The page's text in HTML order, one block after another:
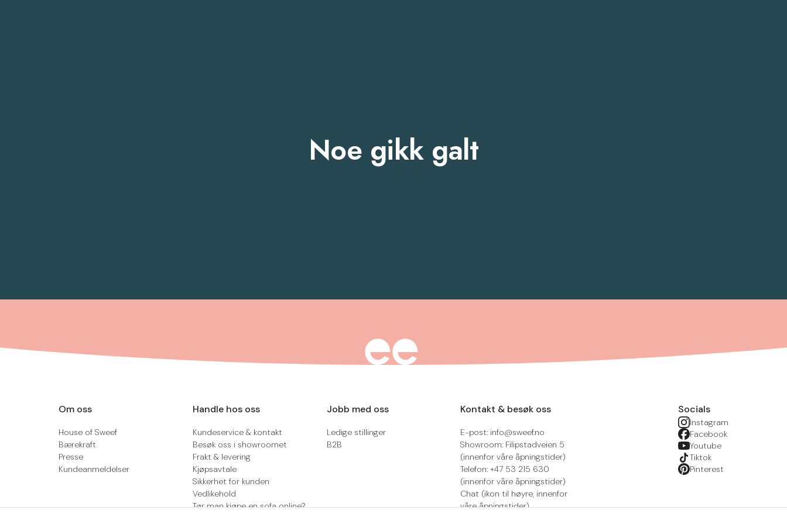
Noe gikk galt
Om oss
House of Sweef
Bærekraft
Presse
Kundeanmeldelser
Handle hos oss
Kundeservice & kontakt
Besøk oss i showroomet
Frakt & levering
Kjøpsavtale
Sikkerhet for kunden
Vedlikehold
Tør man kjøpe en sofa online?
Jobb med oss
Ledige stillinger
B2B
Kontakt & besøk oss
E-post: info@sweef.no
Showroom: Filipstadveien 5
(innenfor våre åpningstider)
Telefon: +47 53 215 630
(innenfor våre åpningstider)
Chat (ikon til høyre, innenfor
våre åpningstider)
Socials
Instagram
Facebook
Youtube
Tiktok
Pinterest